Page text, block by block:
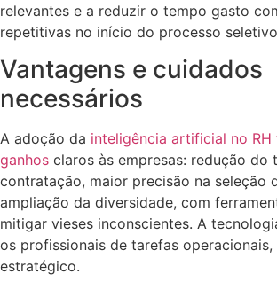
relevantes e a reduzir o tempo gasto
repetitivas no início do processo
Vantagens e cuidados
necessários
A adoção da inteligência artificial no
ganhos claros às empresas: redução do
contratação, maior precisão na seleção
ampliação da diversidade, com
mitigar vieses inconscientes. A
os profissionais de tarefas
estratégico.